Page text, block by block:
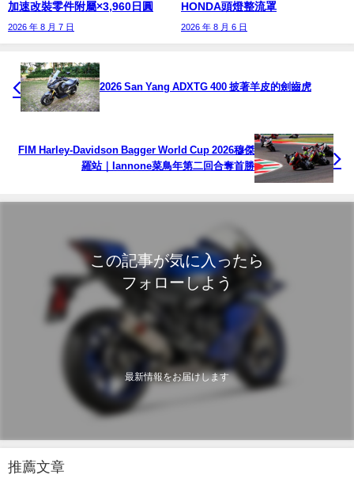
加速改裝零件附屬×3,960日圓
2026 年 8 月 7 日
HONDA頭燈整流罩
2026 年 8 月 6 日
2026 San Yang ADXTG 400 披著羊皮的劍齒虎
FIM Harley-Davidson Bagger World Cup 2026穆傑
羅站｜Iannone菜鳥年第二回合奪首勝
この記事が気に入ったら
フォローしよう
最新情報をお届けします
推薦文章